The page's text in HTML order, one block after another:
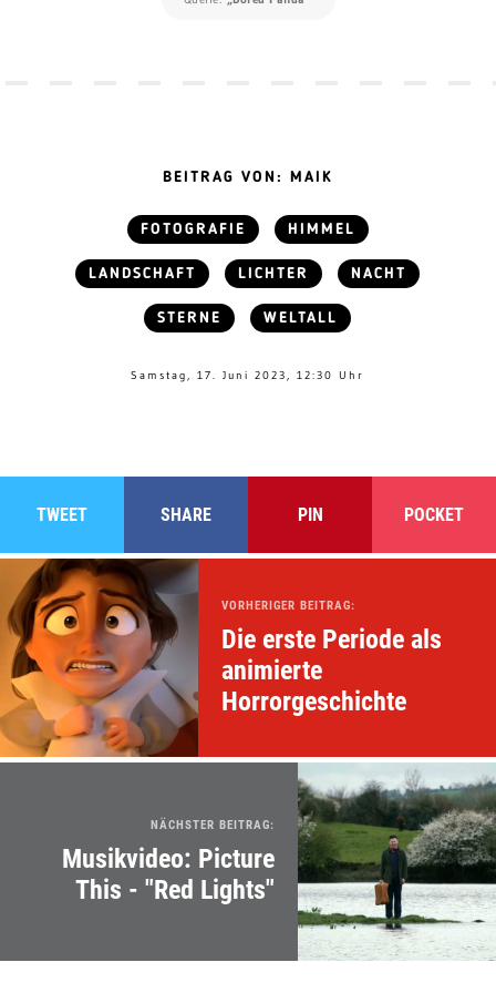
BEITRAG VON: MAIK
FOTOGRAFIE HIMMEL
LANDSCHAFT LICHTER NACHT
STERNE WELTALL
Samstag, 17. Juni 2023, 12:30 Uhr
TWEET SHARE PIN POCKET
VORHERIGER BEITRAG:
Die erste Periode als
animierte
Horrorgeschichte
NÄCHSTER BEITRAG:
Musikvideo: Picture
This - "Red Lights"